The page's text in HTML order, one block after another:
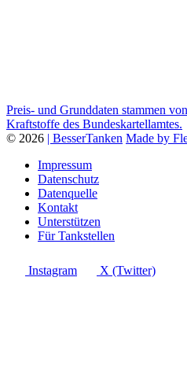
Preis- und Grunddaten stammen
Kraftstoffe des Bundeskartellamtes.
© 2026 | BesserTanken Made by
Impressum
Datenschutz
Datenquelle
Kontakt
Unterstützen
Für Tankstellen
Instagram X (Twitter)